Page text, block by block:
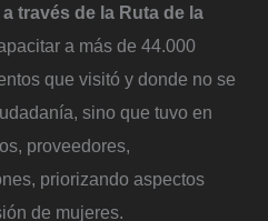
través de la Ruta de la
a más de 44.000
que visitó y donde no se
sino que tuvo en
proveedores,
priorizando aspectos
de mujeres.